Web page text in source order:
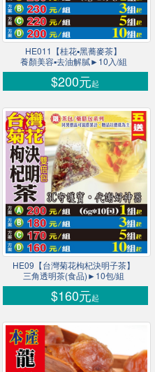
HE011【桂花▪黑蕎麥茶】
養顏美容▪去油解膩►10入/組
$200元起
HE09【台灣菊花枸杞決明子茶】
三角透明茶(食品)►10包/組
$160元起